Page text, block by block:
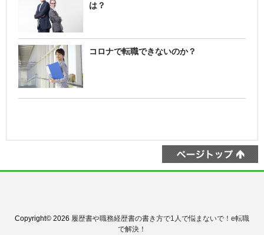
は？
コロナで転職できないのか？
Copyright© 2026 履歴書や職務経歴書の書き方で1人で悩まないで！e転職
で解決！